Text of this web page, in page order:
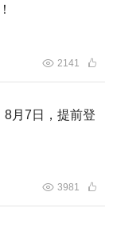
主演，朱时茂、
萨、陶冰冰、马
别出演。
两大国际电影节
界，充分展现了
2141
8月7日，提前登
3981